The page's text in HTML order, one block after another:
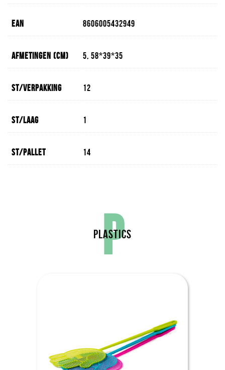
EAN 8606005432949
Afmetingen (cm) 5, 58*39*35
St/verpakking 12
St/laag 1
St/pallet 14
P
PLASTICS